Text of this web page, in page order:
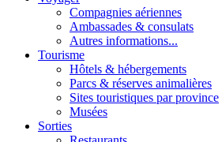
Compagnies aériennes
Ambassades & consulats
Autres informations...
Tourisme
Hôtels & hébergements
Parcs & réserves animalières
Sites touristiques par province
Musées
Sorties